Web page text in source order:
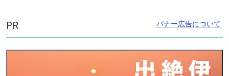
PR バナー広告について